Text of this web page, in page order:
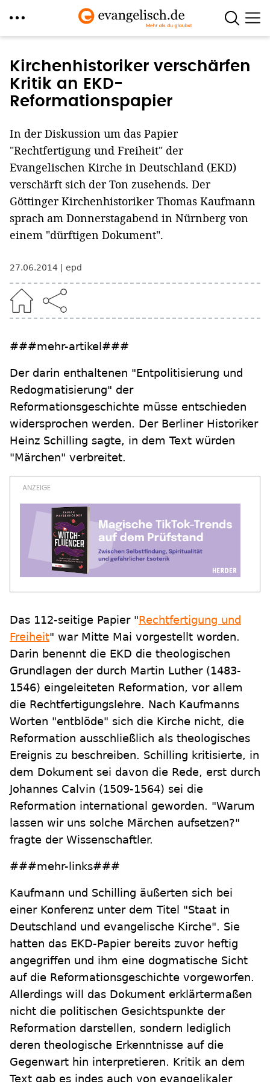
zum
Inhalt
Kirchenhistoriker verschärfen
Kritik an EKD-
Reformationspapier
In der Diskussion um das Papier
"Rechtfertigung und Freiheit" der
Evangelischen Kirche in Deutschland (EKD)
verschärft sich der Ton zusehends. Der
Göttinger Kirchenhistoriker Thomas Kaufmann
sprach am Donnerstagabend in Nürnberg von
einem "dürftigen Dokument".
27.06.2014 epd
###mehr-artikel###
Der darin enthaltenen "Entpolitisierung und
Redogmatisierung" der
Reformationsgeschichte müsse entschieden
widersprochen werden. Der Berliner Historiker
Heinz Schilling sagte, in dem Text würden
"Märchen" verbreitet.
Das 112-seitige Papier "Rechtfertigung und
Freiheit" war Mitte Mai vorgestellt worden.
Darin benennt die EKD die theologischen
Grundlagen der durch Martin Luther (1483-
1546) eingeleiteten Reformation, vor allem
die Rechtfertigungslehre. Nach Kaufmanns
Worten "entblöde" sich die Kirche nicht, die
Reformation ausschließlich als theologisches
Ereignis zu beschreiben. Schilling kritisierte, in
dem Dokument sei davon die Rede, erst durch
Johannes Calvin (1509-1564) sei die
Reformation international geworden. "Warum
lassen wir uns solche Märchen aufsetzen?"
fragte der Wissenschaftler.
###mehr-links###
Kaufmann und Schilling äußerten sich bei
einer Konferenz unter dem Titel "Staat in
Deutschland und evangelische Kirche". Sie
hatten das EKD-Papier bereits zuvor heftig
angegriffen und ihm eine dogmatische Sicht
auf die Reformationsgeschichte vorgeworfen.
Allerdings will das Dokument erklärtermaßen
nicht die politischen Gesichtspunkte der
Reformation darstellen, sondern lediglich
deren theologische Erkenntnisse auf die
Gegenwart hin interpretieren. Kritik an dem
Text gab es indes auch von evangelikaler